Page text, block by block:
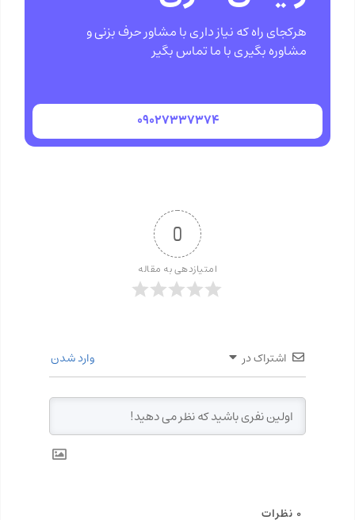
هرکجای راه که نیاز داری با مشاور حرف بزنی و
مشاوره بگیری با ما تماس بگیر
۰۹۰۲۷۳۳۷۳۷۴
امتیازدهی به مقاله
اشتراک در وارد شدن
نظرات